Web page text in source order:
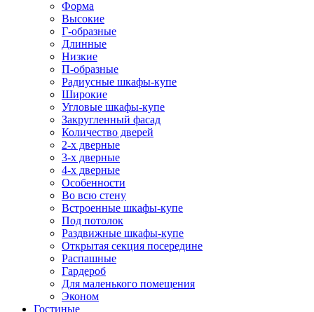
Форма
Высокие
Г-образные
Длинные
Низкие
П-образные
Радиусные шкафы-купе
Широкие
Угловые шкафы-купе
Закругленный фасад
Количество дверей
2-х дверные
3-х дверные
4-х дверные
Особенности
Во всю стену
Встроенные шкафы-купе
Под потолок
Раздвижные шкафы-купе
Открытая секция посередине
Распашные
Гардероб
Для маленького помещения
Эконом
Гостиные